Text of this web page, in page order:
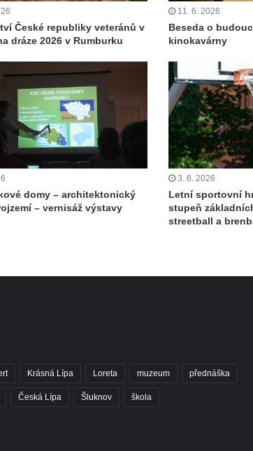
České republiky veteránů v
dráze 2026 v Rumburku
11. 6. 2026
Beseda o
kinokavárny
domy – architektonický
– vernisáž výstavy
3. 6. 2026
Letní sportovní
stupeň
streetball a
Krásná Lípa Loreta muzeum přednáška
Česká Lípa Šluknov škola